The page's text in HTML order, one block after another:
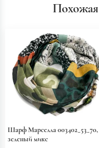
Похожая
Шарф Марселла 003402_53_70,
зеленый микс